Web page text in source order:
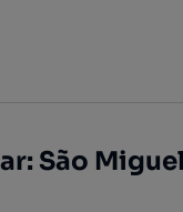
São